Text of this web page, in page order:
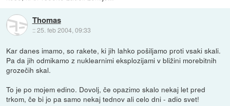
Thomas
::25. feb 2004, 09:33
Kar danes imamo, so rakete, ki jih lahko pošiljamo proti vsaki skali.
Pa da jih odmikamo z nuklearnimi eksplozijami v bližini morebitnih
grozečih skal.
To je po mojem edino. Dovolj, če opazimo skalo nekaj let pred
trkom, če bi jo pa samo nekaj tednov ali celo dni - adio svet!